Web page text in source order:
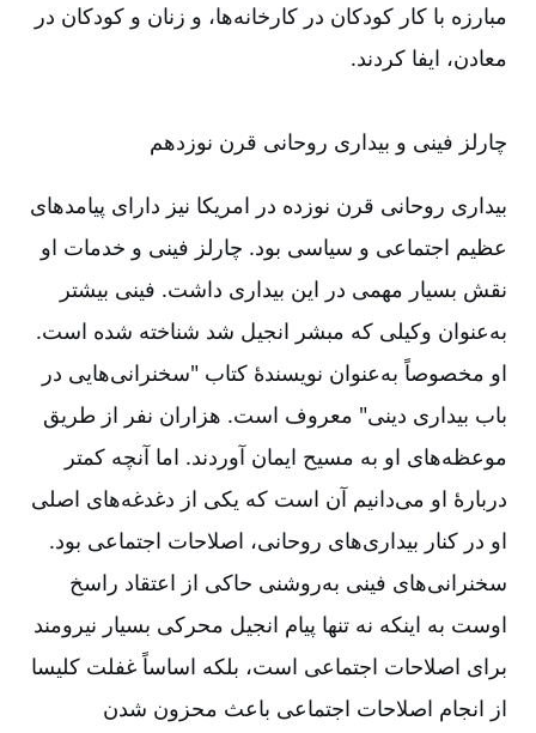
مبارزه با کار کودکان در کارخانه‌‌ها، و زنان و کودکان در
معادن، ایفا کردند.
چارلز فینی و بیداری روحانی قرن نوزدهم
بیداری روحانی قرن نوزده در امریكا نیز دارای پیامدهای
عظیم اجتماعی و سیاسی بود. چارلز فینی و خدمات او
نقش بسیار مهمی در این بیداری داشت. فینی بیشتر
به‌‌عنوان وکیلی که مبشر انجیل شد شناخته شده است.
او مخصوصاً به‌‌عنوان نویسندۀ کتاب "سخنرانی‌‌هایی در
باب بیداری دینی" معروف است. هزاران نفر از طریق
موعظه‌‌های او به مسیح ایمان آوردند. اما آنچه کمتر
دربارۀ او می‌‌دانیم آن است که یکی از دغدغه‌‌های اصلی
او در کنار بیداری‌‌های روحانی، اصلاحات اجتماعی بود.
سخنرانی‌‌های فینی به‌‌روشنی حاکی از اعتقاد راسخ
اوست به اینكه نه تنها پیام انجیل محركی بسیار نیرومند
برای اصلاحات اجتماعی است، بلكه اساساً غفلت كلیسا
از انجام اصلاحات اجتماعی باعث محزون شدن